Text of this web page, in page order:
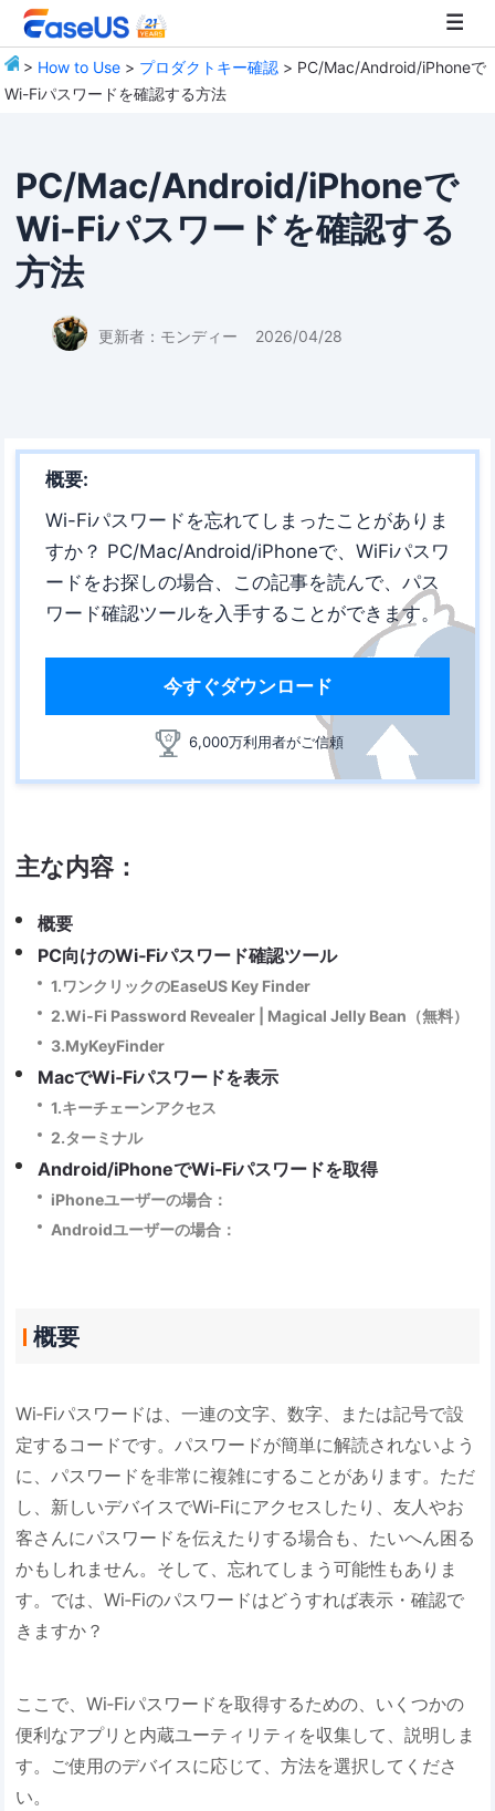
> How to Use > プロダクトキー確認 > PC/Mac/Android/iPhoneで
Wi-Fiパスワードを確認する方法
PC/Mac/Android/iPhoneで
Wi-Fiパスワードを確認する
方法
更新者： モンディー 2026/04/28
概要:
Wi-Fiパスワードを忘れてしまったことがありま
すか？ PC/Mac/Android/iPhoneで、WiFiパスワ
ードをお探しの場合、この記事を読んで、パス
ワード確認ツールを入手することができます。
今すぐダウンロード
6,000万利用者がご信頼
主な内容：
概要
PC向けのWi‐Fiパスワード確認ツール
1.ワンクリックのEaseUS Key Finder
2.Wi‐Fi Password Revealer | Magical Jelly Bean（無料）
3.MyKeyFinder
MacでWi‐Fiパスワードを表示
1.キーチェーンアクセス
2.ターミナル
Android/iPhoneでWi‐Fiパスワードを取得
iPhoneユーザーの場合：
Androidユーザーの場合：
概要
Wi‐Fiパスワードは、一連の文字、数字、または記号で設
定するコードです。パスワードが簡単に解読されないよう
に、パスワードを非常に複雑にすることがあります。ただ
し、新しいデバイスでWi‐Fiにアクセスしたり、友人やお
客さんにパスワードを伝えたりする場合も、たいへん困る
かもしれません。そして、忘れてしまう可能性もありま
す。では、Wi‐Fiのパスワードはどうすれば表示・確認で
きますか？
ここで、Wi‐Fiパスワードを取得するための、いくつかの
便利なアプリと内蔵ユーティリティを収集して、説明しま
す。ご使用のデバイスに応じて、方法を選択してくださ
い。